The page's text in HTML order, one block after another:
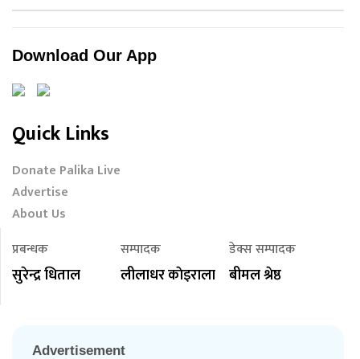
Download Our App
Quick Links
Donate Palika Live
Advertise
About Us
प्रबन्धक
सुरेन्द्र धिताल
सम्पादक
लीलाधर काेइराला
डेक्स सम्पादक
बीमल श्रेष्ठ
Advertisement